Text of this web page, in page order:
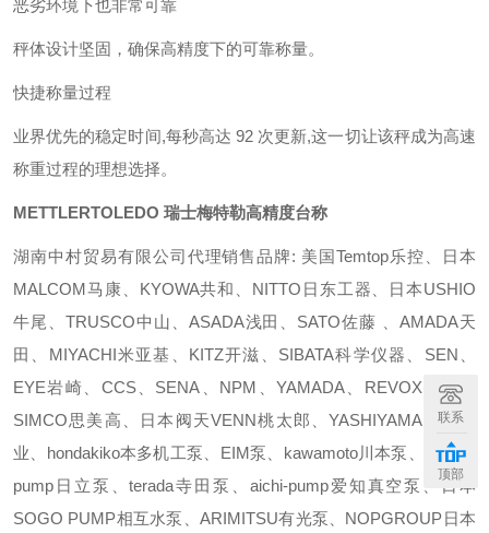
恶劣环境下也非常可靠
秤体设计坚固，确保高精度下的可靠称量。
快捷称量过程
业界优先的稳定时间,每秒高达 92 次更新,这一切让该秤成为高速
称重过程的理想选择。
METTLERTOLEDO 瑞士梅特勒高精度台称
湖南中村贸易有限公司代理销售品牌: 美国Temtop乐控、日本
MALCOM马康、KYOWA共和、NITTO日东工器、日本USHIO
牛尾、TRUSCO中山、ASADA浅田、SATO佐藤 、AMADA天
田、MIYACHI米亚基、KITZ开滋、SIBATA科学仪器、SEN、
EYE岩崎、CCS、SENA、NPM、YAMADA、REVOX光源、
SIMCO思美高、日本阀天VENN桃太郎、YASHIYAMA樫山工
业、hondakiko本多机工泵、EIM泵、kawamoto川本泵、hitachi-
pump日立泵、terada寺田泵、aichi-pump爱知真空泵、日本
SOGO PUMP相互水泵、ARIMITSU有光泵、NOPGROUP日本
联系
顶部